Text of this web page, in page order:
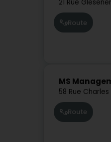
21 Rue Glesener
Route
MS
58 Rue
Route